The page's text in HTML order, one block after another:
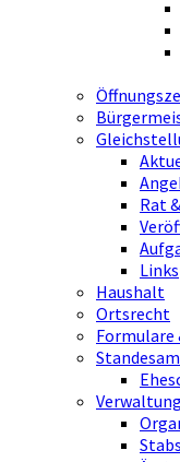
Rat
Links
Haushalt
Ortsrecht
Formulare